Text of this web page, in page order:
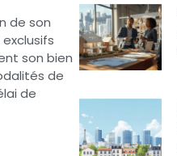
de son
son bien
de
de